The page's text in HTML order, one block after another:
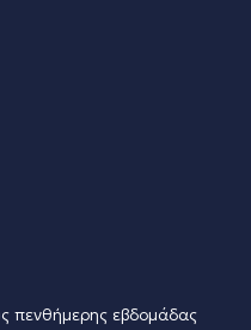
πενθήμερης εβδομάδας